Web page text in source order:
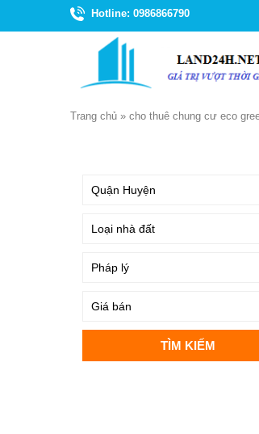
Hotline: 0986866790
Trang chủ » cho thuê chung cư eco